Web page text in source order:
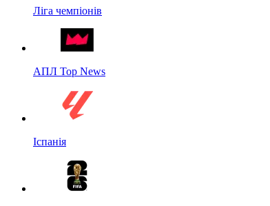
Ліга чемпіонів
АПЛ Top News
Іспанія